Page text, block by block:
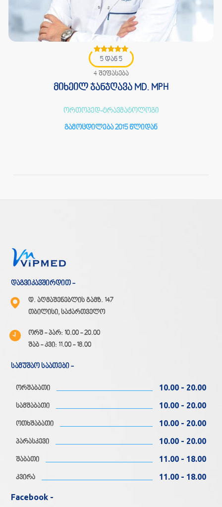
5 დან 5
4 შეფასება
მიხეილ ჯანჯღავა MD. MPH
ორთოპედ-ტრავმატოლოგი
გამოცდილება 2015 წლიდან
დაგვიკავშირდით -
დ. აღმაშენებლის გამზ. 147
თბილისი, საქართველო
ორშ - პარ: 10.00 - 20.00
შაბ - კვი: 11.00 - 18.00
სამუშაო საათები -
ორშაბათი 10.00 - 20.00
სამშაბათი 10.00 - 20.00
ოთხშაბათი 10.00 - 20.00
პარასკევი 10.00 - 20.00
შაბათი 11.00 - 18.00
კვირა 11.00 - 18.00
Facebook -